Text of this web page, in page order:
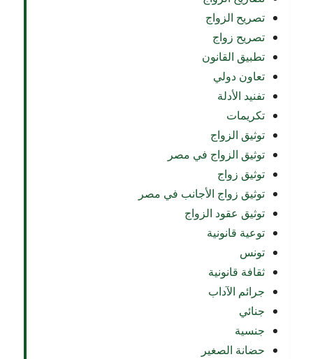
تصريح الزواج
تصريح زواج
تطبيق القانون
تعاون دولي
تفنيد الأدلة
تكريمات
توثيق الزواج
توثيق الزواج في مصر
توثيق زواج
توثيق زواج الأجانب في مصر
توثيق عقود الزواج
توعية قانونية
تونس
ثقافة قانونية
جرائم الآداب
جنائي
جنسية
حضانة الصغير